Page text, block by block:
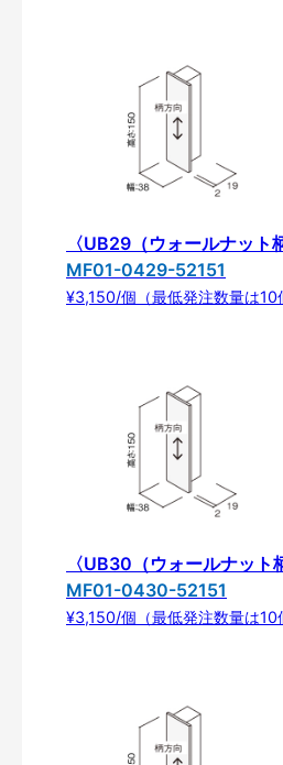
〈UB29（ウォールナット
MF01-0429-52151
¥3,150/個（最低発注数量は10
〈UB30（ウォールナット
MF01-0430-52151
¥3,150/個（最低発注数量は10